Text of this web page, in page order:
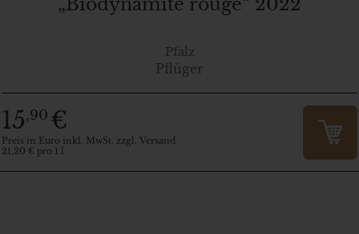
„Biodynamite rouge“ 2022
Pfalz
Pflüger
15,90 €
Preis in Euro inkl. MwSt. zzgl. Versand
21,20 € pro 1 l